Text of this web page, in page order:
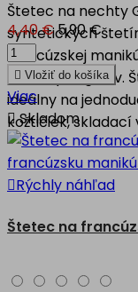
Štetec na nechty
syntetických
francúzskej
farebných gélov.
ideálny na
kožtičiek,
4,40 €5,90 €
 Vložiť do košíka
Viac
Skladom
Rýchly náhľad
Štetec na